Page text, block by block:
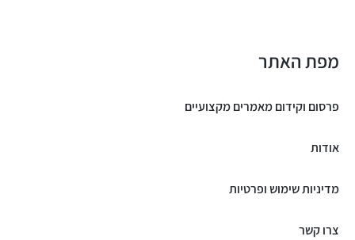
מפת האתר
פרסום וקידום מאמרים מקצועיים
אודות
מדיניות שימוש ופרטיות
צרו קשר